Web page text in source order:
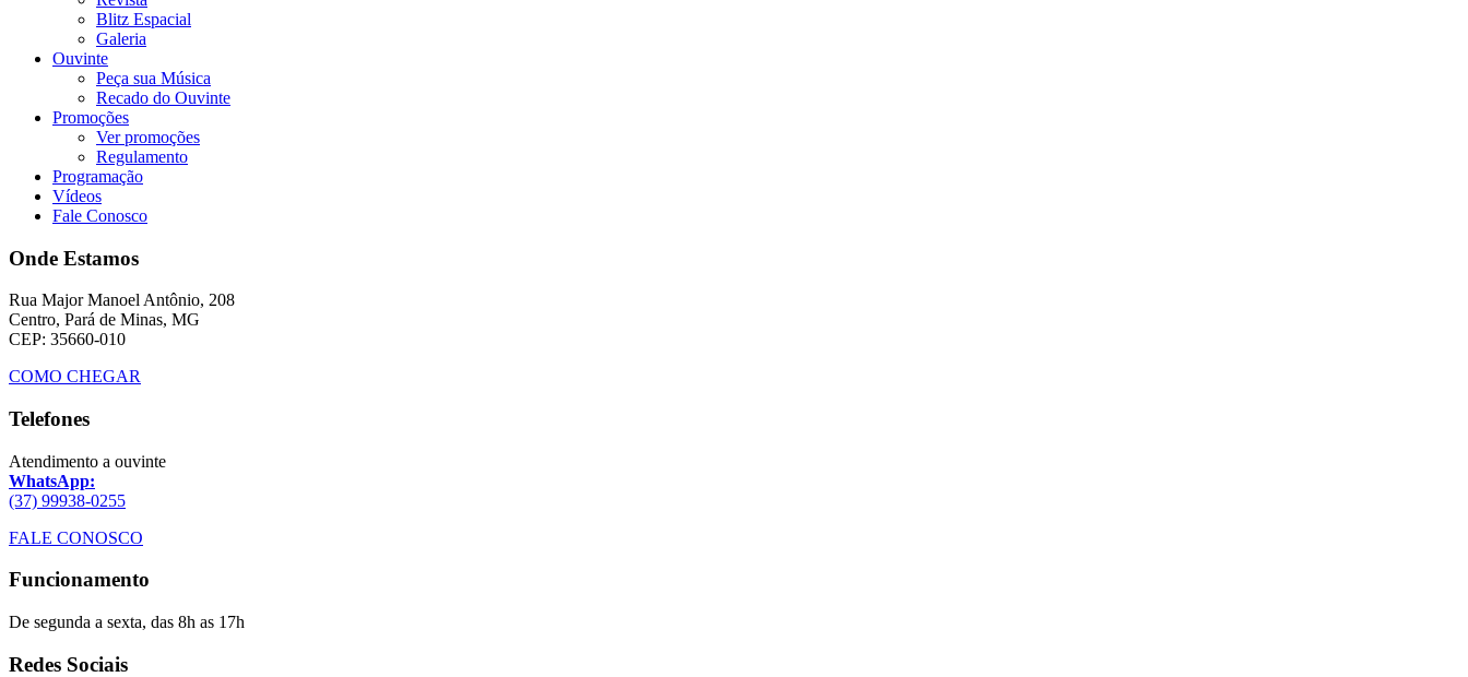
Blitz Espacial
Galeria
Ouvinte
Peça sua Música
Recado do Ouvinte
Promoções
Ver promoções
Regulamento
Programação
Vídeos
Fale Conosco
Onde Estamos
Rua Major Manoel Antônio, 208
Centro, Pará de Minas, MG
CEP: 35660-010
COMO CHEGAR
Telefones
Atendimento a ouvinte
WhatsApp:
(37) 99938-0255
FALE CONOSCO
Funcionamento
De segunda a sexta, das 8h as 17h
Redes Sociais